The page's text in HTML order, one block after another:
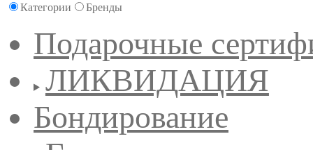
Категории Бренды
Подарочные
ЛИКВИДАЦИЯ
Бондирование